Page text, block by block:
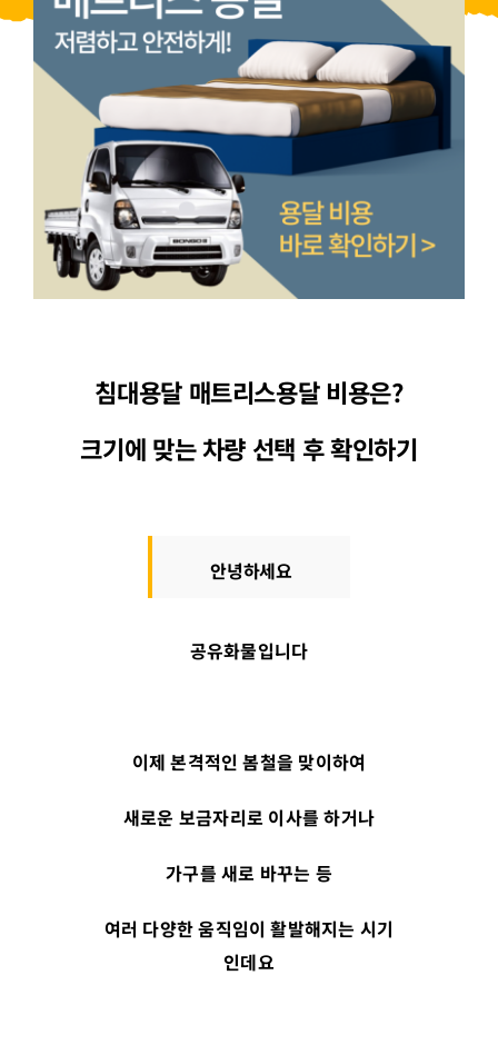
침대용달 매트리스용달 비용은?
크기에 맞는 차량 선택 후 확인하기
안녕하세요
공유화물입니다
이제 본격적인 봄철을 맞이하여
새로운 보금자리로 이사를 하거나
가구를 새로 바꾸는 등
여러 다양한 움직임이 활발해지는 시기
인데요